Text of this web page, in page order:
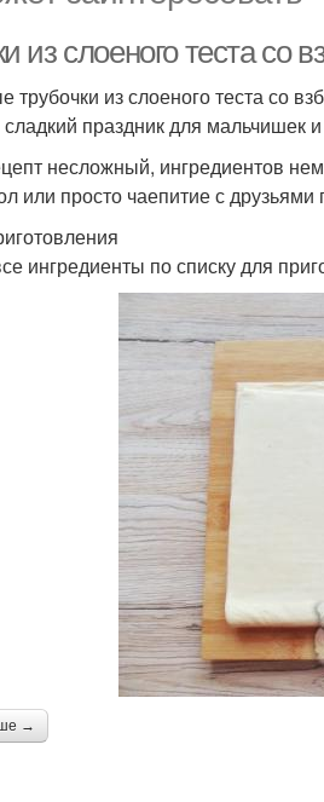
из слоеного теста со
трубочки из слоеного теста со
праздник для мальчишек
несложный, ингредиентов
или просто чаепитие с
ингредиенты по списку для
→